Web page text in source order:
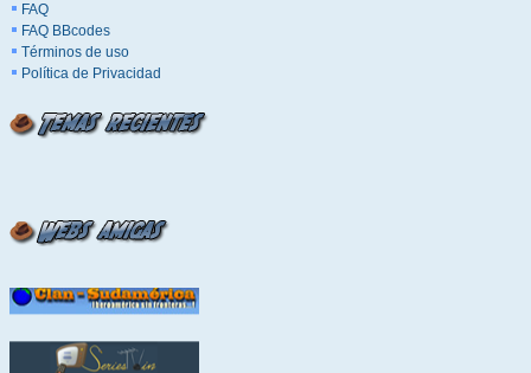
FAQ
FAQ BBcodes
Términos de uso
Política de Privacidad